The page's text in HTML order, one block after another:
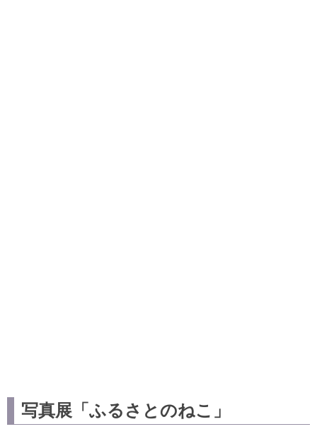
写真展「ふるさとのねこ」